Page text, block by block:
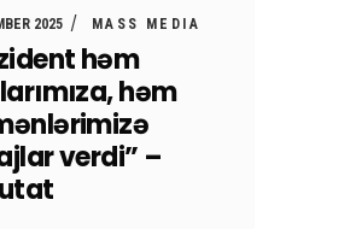
2025 MASS MEDIA
həm
həm
verdi” –